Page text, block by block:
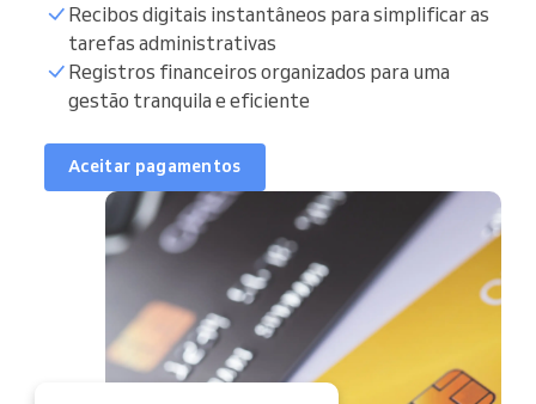
Recibos digitais instantâneos para simplificar as
tarefas administrativas
Registros financeiros organizados para uma
gestão tranquila e eficiente
Aceitar pagamentos